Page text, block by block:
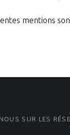
mentions
SUR LES